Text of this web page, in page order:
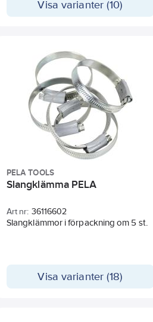
Sexkant skruvskalle 7 mm.
Visa varianter (10)
PELA TOOLS
Slangklämma PELA
Art nr: 36116602
Slangklämmor i förpackning om 5 st.
Visa varianter (18)